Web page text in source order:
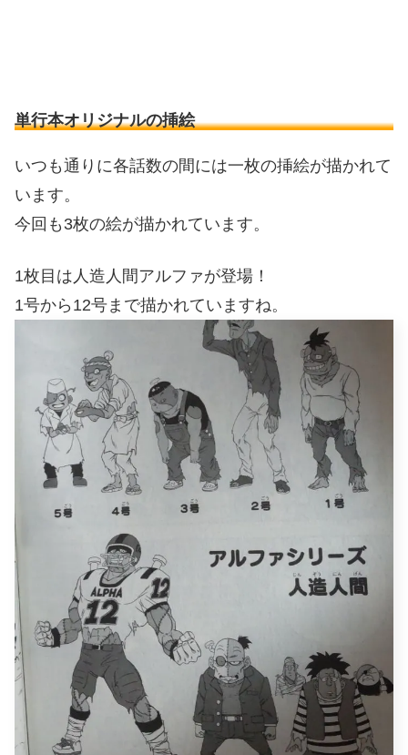
単行本オリジナルの挿絵
いつも通りに各話数の間には一枚の挿絵が描かれて
います。
今回も3枚の絵が描かれています。
1枚目は人造人間アルファが登場！
1号から12号まで描かれていますね。